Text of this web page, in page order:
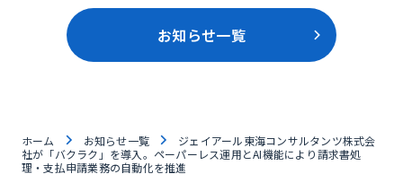
お知らせ一覧
ホーム お知らせ一覧
ジェイアール東海コンサルタンツ株式会
社が「バクラク」を導入。ペーパーレス運用とAI機能により請求書処
理・支払申請業務の自動化を推進